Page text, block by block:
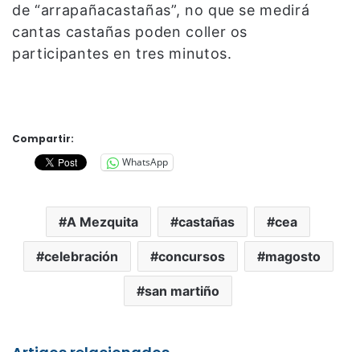
de “arrapañacastañas”, no que se medirá
cantas castañas poden coller os
participantes en tres minutos.
Compartir:
WhatsApp
A Mezquita castañas cea
celebración concursos magosto
san martiño